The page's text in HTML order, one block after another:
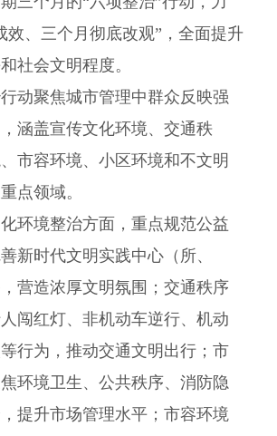
效、三个月彻底改观”，全面提升
社会文明程度。
聚焦城市管理中群众反映强
涵盖宣传文化环境、交通秩
市容环境、小区环境和不文明
点领域。
境整治方面，重点规范公益
新时代文明实践中心（所、
营造浓厚文明氛围；交通秩序
闯红灯、非机动车逆行、机动
行为，推动交通文明出行；市
环境卫生、公共秩序、消防隐
提升市场管理水平；市容环境